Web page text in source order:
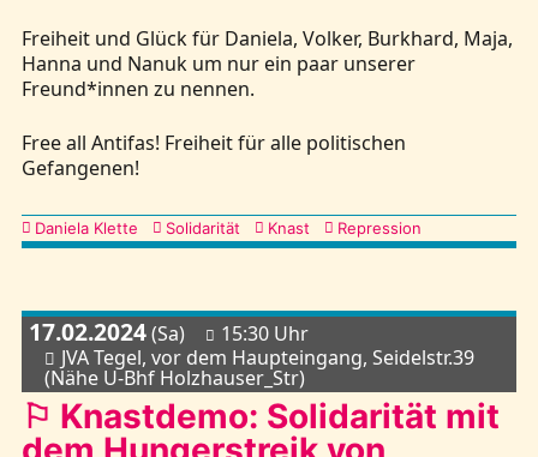
Freiheit und Glück für Daniela, Volker, Burkhard, Maja,
Hanna und Nanuk um nur ein paar unserer
Freund*innen zu nennen.
Free all Antifas! Freiheit für alle politischen
Gefangenen!
Kategorien
Daniela Klette Solidarität Knast Repression
17.02.2024(Sa)
15:30 Uhr
JVA Tegel, vor dem Haupteingang, Seidelstr.39
(Nähe U-Bhf Holzhauser_Str)
⚐ Knastdemo: Solidarität mit